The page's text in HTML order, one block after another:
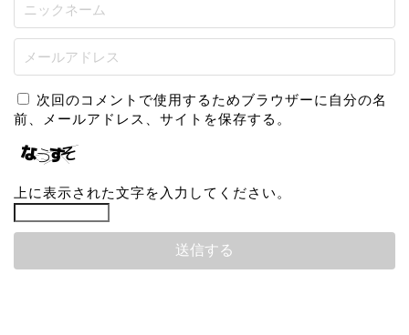
次回のコメントで使用するためブラウザーに自分の名
前、メールアドレス、サイトを保存する。
上に表示された文字を入力してください。